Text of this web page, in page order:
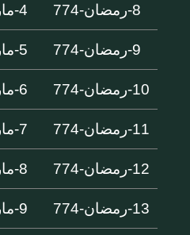
8-رمضان-774 4-مارس-1373
9-رمضان-774 5-مارس-1373
10-رمضان-774 6-مارس-1373
11-رمضان-774 7-مارس-1373
12-رمضان-774 8-مارس-1373
13-رمضان-774 9-مارس-1373